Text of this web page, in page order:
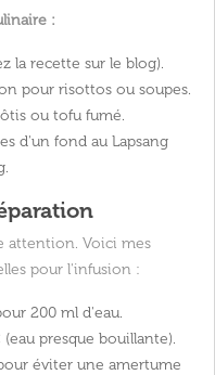
:
la recette sur le blog).
pour risottos ou soupes.
ou tofu fumé.
d'un fond au Lapsang
attention. Voici mes
pour l'infusion :
200 ml d'eau.
presque bouillante).
éviter une amertume